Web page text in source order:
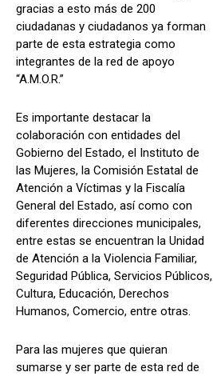
gracias a esto más de 200
ciudadanas y ciudadanos ya forman
parte de esta estrategia como
integrantes de la red de apoyo
“A.M.O.R.”
Es importante destacar la
colaboración con entidades del
Gobierno del Estado, el Instituto de
las Mujeres, la Comisión Estatal de
Atención a Víctimas y la Fiscalía
General del Estado, así como con
diferentes direcciones municipales,
entre estas se encuentran la Unidad
de Atención a la Violencia Familiar,
Seguridad Pública, Servicios Públicos,
Cultura, Educación, Derechos
Humanos, Comercio, entre otras.
Para las mujeres que quieran
sumarse y ser parte de esta red de